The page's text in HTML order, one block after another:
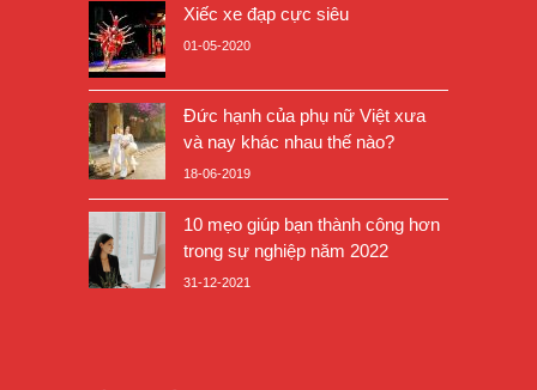
Xiếc xe đạp cực siêu
01-05-2020
Đức hạnh của phụ nữ Việt xưa
và nay khác nhau thế nào?
18-06-2019
10 mẹo giúp bạn thành công hơn
trong sự nghiệp năm 2022
31-12-2021